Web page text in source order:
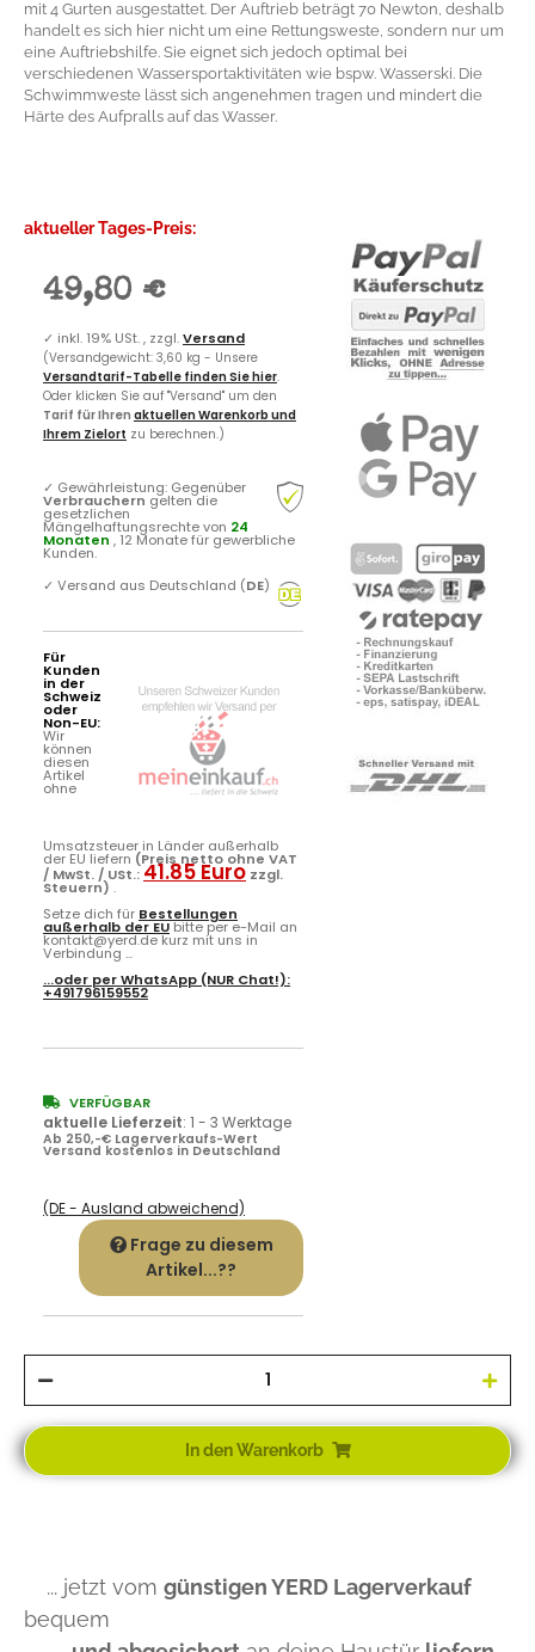
mit 4 Gurten ausgestattet. Der Auftrieb beträgt 70 Newton, deshalb
handelt es sich hier nicht um eine Rettungsweste, sondern nur um
eine Auftriebshilfe. Sie eignet sich jedoch optimal bei
verschiedenen Wassersportaktivitäten wie bspw. Wasserski. Die
Schwimmweste lässt sich angenehmen tragen und mindert die
Härte des Aufpralls auf das Wasser.
aktueller Tages-Preis:
49,80 €
✓ inkl. 19% USt. , zzgl.Versand
(Versandgewicht: 3,60 kg - Unsere
Versandtarif-Tabelle finden Sie hier.
Oder klicken Sie auf "Versand" um den
Tarif für Ihren aktuellen Warenkorb und
Ihrem Zielort zu berechnen.)
✓ Gewährleistung: Gegenüber
Verbrauchern gelten die
gesetzlichen
Mängelhaftungsrechte von 24
Monaten , 12 Monate für gewerbliche
Kunden.
✓ Versand aus Deutschland (DE)
Für
Kunden
in der
Schweiz
oder
Non-EU:
Wir
können
diesen
Artikel
ohne
Umsatzsteuer in Länder außerhalb
der EU liefern (Preis netto ohne VAT
/ MwSt. / USt.:41.85 Euro zzgl.
Steuern) .
Setze dich für Bestellungen
außerhalb der EUbitte per e-Mail an
kontakt@yerd.de kurz mit uns in
Verbindung ...
...oder perWhatsApp (NUR Chat!):
+491796159552
VERFÜGBAR
aktuelle Lieferzeit: 1 - 3 Werktage
Ab 250,-€ Lagerverkaufs-Wert
Versand kostenlos in Deutschland
(DE - Ausland abweichend)
Frage zu diesem
Artikel...??
In den Warenkorb
... jetzt vom günstigen YERD Lagerverkauf
bequem